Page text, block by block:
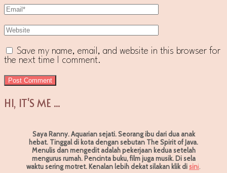
Save my name, email, and website in this browser for
the next time I comment.
HI, IT'S ME ...
Saya Ranny. Aquarian sejati. Seorang ibu dari dua anak
hebat. Tinggal di kota dengan sebutan The Spirit of Java.
Menulis dan mengedit adalah pekerjaan kedua setelah
mengurus rumah. Pencinta buku, film juga musik. Di sela
waktu sering motret. Kenalan lebih dekat silakan klik disini